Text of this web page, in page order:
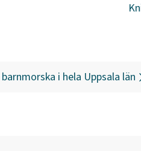
barnmorska i hela Uppsala län